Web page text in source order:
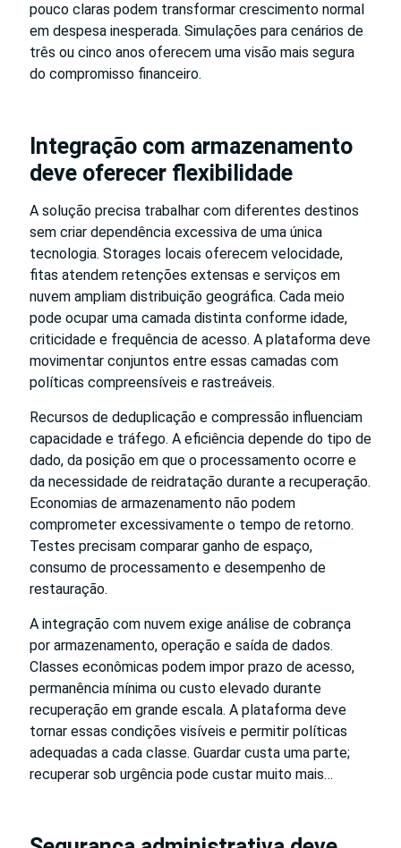
pouco claras podem transformar crescimento normal
em despesa inesperada. Simulações para cenários de
três ou cinco anos oferecem uma visão mais segura
do compromisso financeiro.
Integração com armazenamento
deve oferecer flexibilidade
A solução precisa trabalhar com diferentes destinos
sem criar dependência excessiva de uma única
tecnologia. Storages locais oferecem velocidade,
fitas atendem retenções extensas e serviços em
nuvem ampliam distribuição geográfica. Cada meio
pode ocupar uma camada distinta conforme idade,
criticidade e frequência de acesso. A plataforma deve
movimentar conjuntos entre essas camadas com
políticas compreensíveis e rastreáveis.
Recursos de deduplicação e compressão influenciam
capacidade e tráfego. A eficiência depende do tipo de
dado, da posição em que o processamento ocorre e
da necessidade de reidratação durante a recuperação.
Economias de armazenamento não podem
comprometer excessivamente o tempo de retorno.
Testes precisam comparar ganho de espaço,
consumo de processamento e desempenho de
restauração.
A integração com nuvem exige análise de cobrança
por armazenamento, operação e saída de dados.
Classes econômicas podem impor prazo de acesso,
permanência mínima ou custo elevado durante
recuperação em grande escala. A plataforma deve
tornar essas condições visíveis e permitir políticas
adequadas a cada classe. Guardar custa uma parte;
recuperar sob urgência pode custar muito mais…